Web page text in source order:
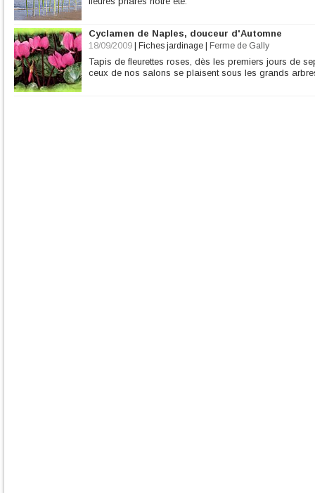
Cyclamen de Naples, douceur d'Automne
18/09/2009 Fiches jardinage Ferme de Gally
Tapis de fleurettes roses, dès les premiers jours de
ceux de nos salons se plaisent sous les grands